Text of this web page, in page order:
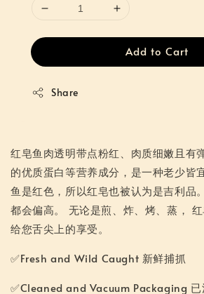
Add to Cart
Share
红皂鱼肉透明带点粉红、肉质细嫩且有
的优质蛋白等营养成分，是一种老少皆
鱼是红色，所以红皂也被认为是吉利品
都会偏高。 无论是煎、炸、烤、蒸，
给您舌尖上的享受。
✅Fresh and Wild Caught 新鲜捕抓
✅Cleaned and Vacuum Packaging 已